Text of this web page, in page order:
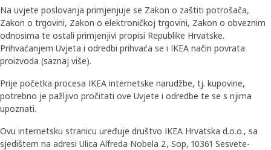
Na uvjete poslovanja primjenjuje se Zakon o zaštiti potrošača,
Zakon o trgovini, Zakon o elektroničkoj trgovini, Zakon o obveznim
odnosima te ostali primjenjivi propisi Republike Hrvatske.
Prihvaćanjem Uvjeta i odredbi prihvaća se i IKEA način povrata
proizvoda (saznaj više).
Prije početka procesa IKEA internetske narudžbe, tj. kupovine,
potrebno je pažljivo pročitati ove Uvjete i odredbe te se s njima
upoznati.
Ovu internetsku stranicu uređuje društvo IKEA Hrvatska d.o.o., sa
sjedištem na adresi Ulica Alfreda Nobela 2, Sop, 10361 Sesvete-